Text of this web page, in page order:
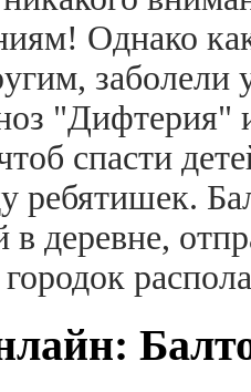
Однако
"Дифтерия"
спасти
ребятишек.
в деревне,